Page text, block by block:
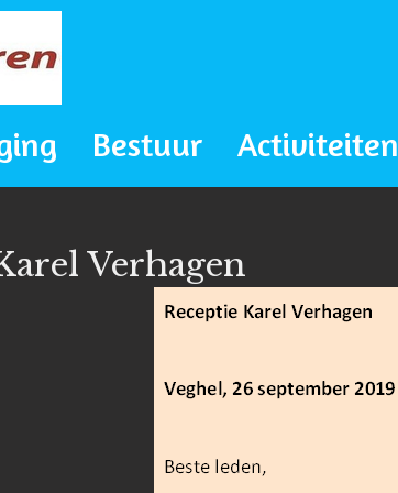
Bestuur Activiteiten
Verhagen